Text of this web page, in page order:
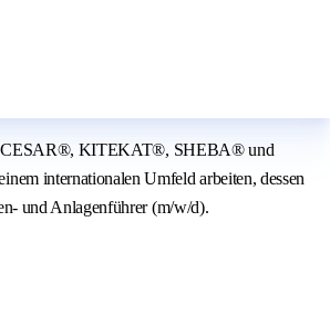
CESAR®, KITEKAT®, SHEBA® und
internationalen Umfeld arbeiten, dessen
und Anlagenführer (m/w/d).